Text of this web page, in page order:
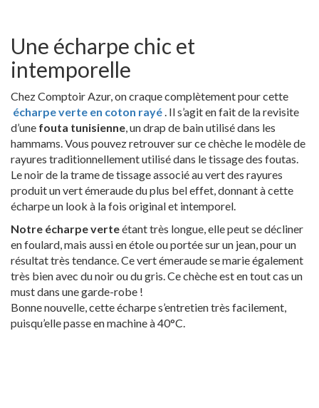
Une écharpe chic et
intemporelle
Chez Comptoir Azur, on craque complètement pour cette
écharpe verte en coton rayé. Il s’agit en fait de la revisite
d’une fouta tunisienne, un drap de bain utilisé dans les
hammams. Vous pouvez retrouver sur ce chèche le modèle de
rayures traditionnellement utilisé dans le tissage des foutas.
Le noir de la trame de tissage associé au vert des rayures
produit un vert émeraude du plus bel effet, donnant à cette
écharpe un look à la fois original et intemporel.
Notre écharpe verteétant très longue, elle peut se décliner
en foulard, mais aussi en étole ou portée sur un jean, pour un
résultat très tendance. Ce vert émeraude se marie également
très bien avec du noir ou du gris. Ce chèche est en tout cas un
must dans une garde-robe !
Bonne nouvelle, cette écharpe s’entretien très facilement,
puisqu’elle passe en machine à 40°C.